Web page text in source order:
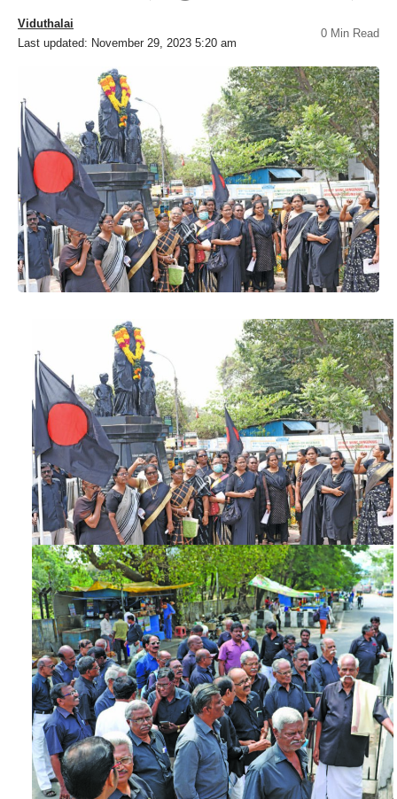
Last updated: November 29, 2023 5:20 am
Viduthalai
0 Min Read